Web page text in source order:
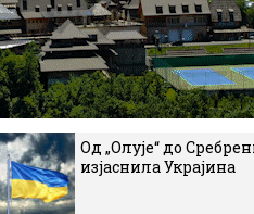
Од „Олује“ до
изјаснила Украјина